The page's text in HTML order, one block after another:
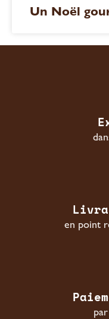
Un Noël
en point